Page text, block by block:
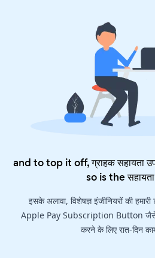
and to top it off, ग्राहक सहायता
so is the
इसके अलावा, विशेषज्ञ इंजीनियरों की
Apple Pay Subscription Button जैसे
करने के लिए रात-दिन